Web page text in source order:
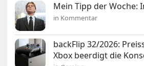
Mein Tipp der Woche:
in Kommentar
backFlip 32/2026:
Xbox beerdigt die